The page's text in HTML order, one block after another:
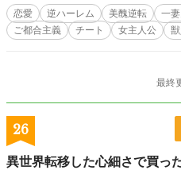
迫ってくる逆ハーレム状態に……！
を救う、 価値観バグ
ラブコメ！
恋愛 逆ハーレム 美醜逆転 一
ご都合主義
チート 女主人公
最終
26
異世界転移した心細さで買っ